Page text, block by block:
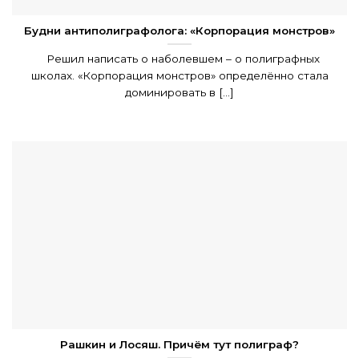
Будни антиполиграфолога: «Корпорация монстров»
Решил написать о наболевшем – о полиграфных
школах. «Корпорация монстров» определённо стала
доминировать в [...]
Рашкин и Лосяш. Причём тут полиграф?